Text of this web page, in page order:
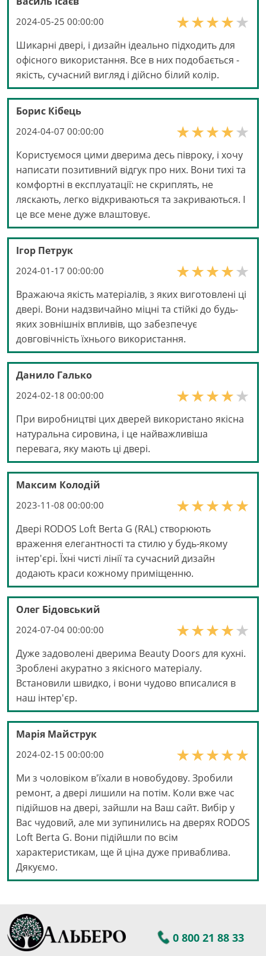
2024-05-25 00:00:00
Шикарні двері, і дизайн ідеально підходить для
офісного використання. Все в них подобається -
якість, сучасний вигляд і дійсно білий колір.
Борис Кібець
2024-04-07 00:00:00
Користуємося цими дверима десь півроку, і хочу
написати позитивний відгук про них. Вони тихі та
комфортні в експлуатації: не скриплять, не
ляскають, легко відкриваються та закриваються. І
це все мене дуже влаштовує.
Ігор Петрук
2024-01-17 00:00:00
Вражаюча якість матеріалів, з яких виготовлені ці
двері. Вони надзвичайно міцні та стійкі до будь-
яких зовнішніх впливів, що забезпечує
довговічність їхнього використання.
Данило Галько
2024-02-18 00:00:00
При виробництві цих дверей використано якісна
натуральна сировина, і це найважливіша
перевага, яку мають ці двері.
Максим Колодій
2023-11-08 00:00:00
Двері RODOS Loft Berta G (RAL) створюють
враження елегантності та стилю у будь-якому
інтер'єрі. Їхні чисті лінії та сучасний дизайн
додають краси кожному приміщенню.
Олег Бідовський
2024-07-04 00:00:00
Дуже задоволені дверима Beauty Doors для кухні.
Зроблені акуратно з якісного матеріалу.
Встановили швидко, і вони чудово вписалися в
наш інтер'єр.
Марія Майструк
2024-02-15 00:00:00
Ми з чоловіком в'їхали в новобудову. Зробили
ремонт, а двері лишили на потім. Коли вже час
підійшов на двері, зайшли на Ваш сайт. Вибір у
Вас чудовий, але ми зупинились на дверях RODOS
Loft Berta G. Вони підійшли по всім
характеристикам, ще й ціна дуже приваблива.
Дякуємо.
0 800 21 88 33